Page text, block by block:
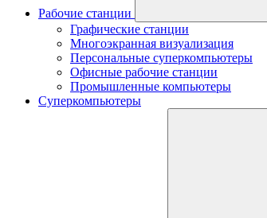
Рабочие станции
Графические станции
Многоэкранная визуализация
Персональные суперкомпьютеры
Офисные рабочие станции
Промышленные компьютеры
Суперкомпьютеры